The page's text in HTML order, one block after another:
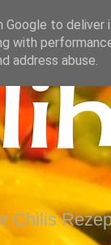
Chilis
to deliver
with
address abuse.